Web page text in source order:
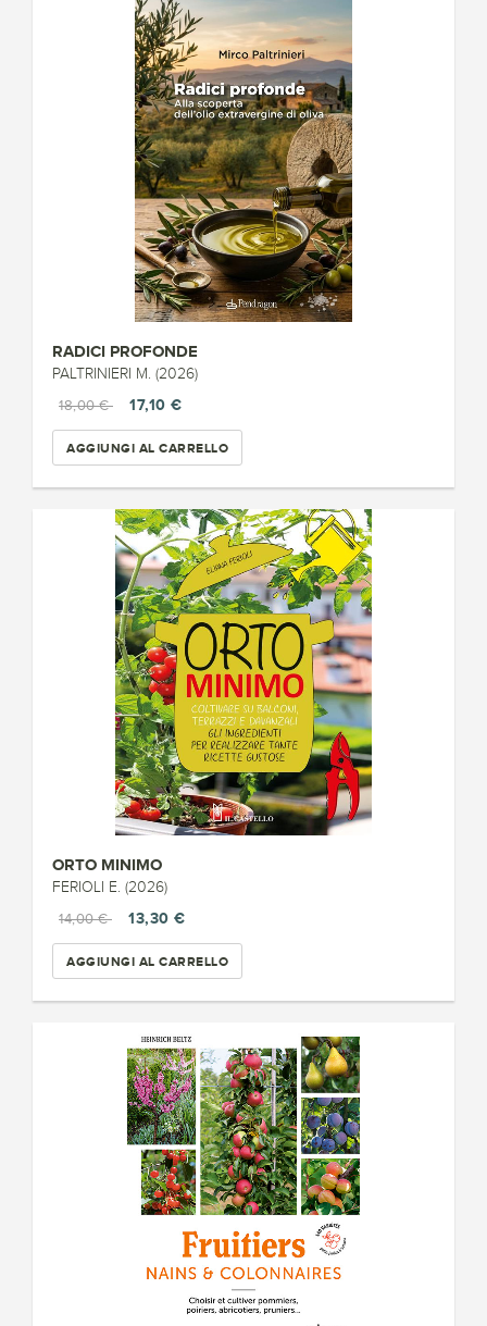
RADICI PROFONDE
PALTRINIERI M. (2026)
18,00 €
17,10 €
AGGIUNGI AL CARRELLO
ORTO MINIMO
FERIOLI E. (2026)
14,00 €
13,30 €
AGGIUNGI AL CARRELLO